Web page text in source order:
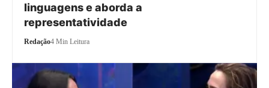
linguagens e aborda a
representatividade
Redação4 Min Leitura